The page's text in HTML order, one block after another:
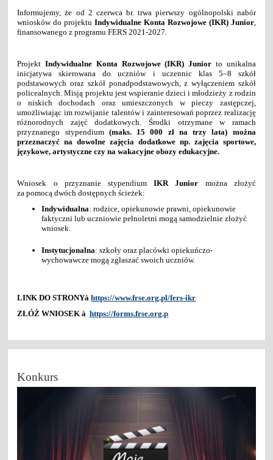
Informujemy, że od 2 czerwca br. trwa pierwszy ogólnopolski nabór
wniosków do projektuIndywidualne Konta Rozwojowe (IKR) Junior,
finansowanego z programu FERS 2021-2027.
ProjektIndywidualne Konta Rozwojowe (IKR) Junior to unikalna
inicjatywa skierowana do uczniów i uczennic klas 5–8 szkół
podstawowych oraz szkół ponadpodstawowych, z wyłączeniem szkół
policealnych. Misją projektu jest wspieranie dzieci i młodzieży z rodzin
o niskich dochodach oraz umieszczonych w pieczy zastępczej,
umożliwiając im rozwijanie talentów i zainteresowań poprzez realizację
różnorodnych zajęć dodatkowych. Środki otrzymane w ramach
przyznanego stypendium(maks. 15 000 zł na trzy lata) można
przeznaczyć na dowolne zajęcia dodatkowe np. zajęcia sportowe,
językowe, artystyczne czy na wakacyjne obozy edukacyjne.
Wniosek o przyznanie stypendiumIKR Junior można złożyć
za pomocą dwóch dostępnych ścieżek:
Indywidualna: rodzice, opiekunowie prawni, opiekunowie
faktyczni lub uczniowie pełnoletni mogą samodzielnie złożyć
wniosek.
Instytucjonalna: szkoły oraz placówki opiekuńczo-
wychowawcze mogą zgłaszać swoich uczniów.
LINK DO STRONYà https://www.frse.org.pl/fers-ikr
ZŁÓŻ WNIOSEKà https://forms.frse.org.p
Konkurs